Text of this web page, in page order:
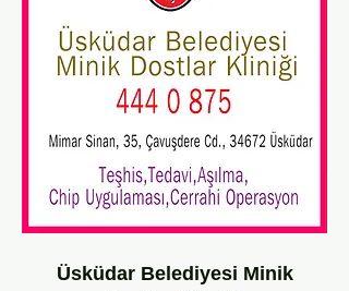
Üsküdar Belediyesi Minik